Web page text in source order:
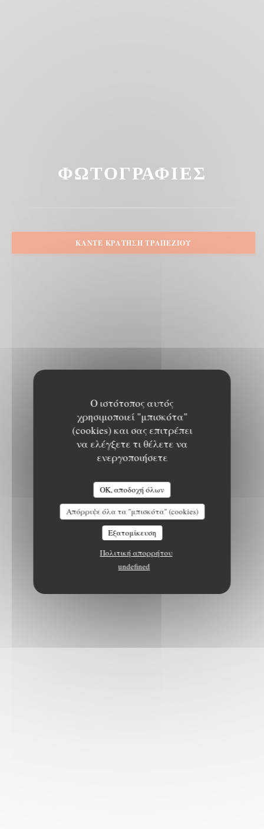
Ο ιστότοπος αυτός
χρησιμοποιεί "μπισκότα"
(cookies) και σας επιτρέπει
να ελέγξετε τι θέλετε να
ενεργοποιήσετε
OK, αποδοχή όλων
Απόρριψε όλα τα "μπισκότα" (cookies)
Εξατομίκευση
Πολιτική απορρήτου
undefined
ΦΩΤΟΓΡΑΦΊΕΣ
ΚΆΝΤΕ ΚΡΆΤΗΣΗ ΤΡΑΠΕΖΙΟΎ